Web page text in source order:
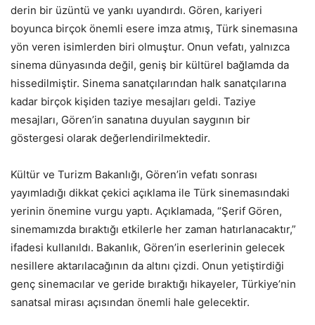
derin bir üzüntü ve yankı uyandırdı. Gören, kariyeri
boyunca birçok önemli esere imza atmış, Türk sinemasına
yön veren isimlerden biri olmuştur. Onun vefatı, yalnızca
sinema dünyasında değil, geniş bir kültürel bağlamda da
hissedilmiştir. Sinema sanatçılarından halk sanatçılarına
kadar birçok kişiden taziye mesajları geldi. Taziye
mesajları, Gören’in sanatına duyulan saygının bir
göstergesi olarak değerlendirilmektedir.
Kültür ve Turizm Bakanlığı, Gören’in vefatı sonrası
yayımladığı dikkat çekici açıklama ile Türk sinemasındaki
yerinin önemine vurgu yaptı. Açıklamada, “Şerif Gören,
sinemamızda bıraktığı etkilerle her zaman hatırlanacaktır,”
ifadesi kullanıldı. Bakanlık, Gören’in eserlerinin gelecek
nesillere aktarılacağının da altını çizdi. Onun yetiştirdiği
genç sinemacılar ve geride bıraktığı hikayeler, Türkiye’nin
sanatsal mirası açısından önemli hale gelecektir.